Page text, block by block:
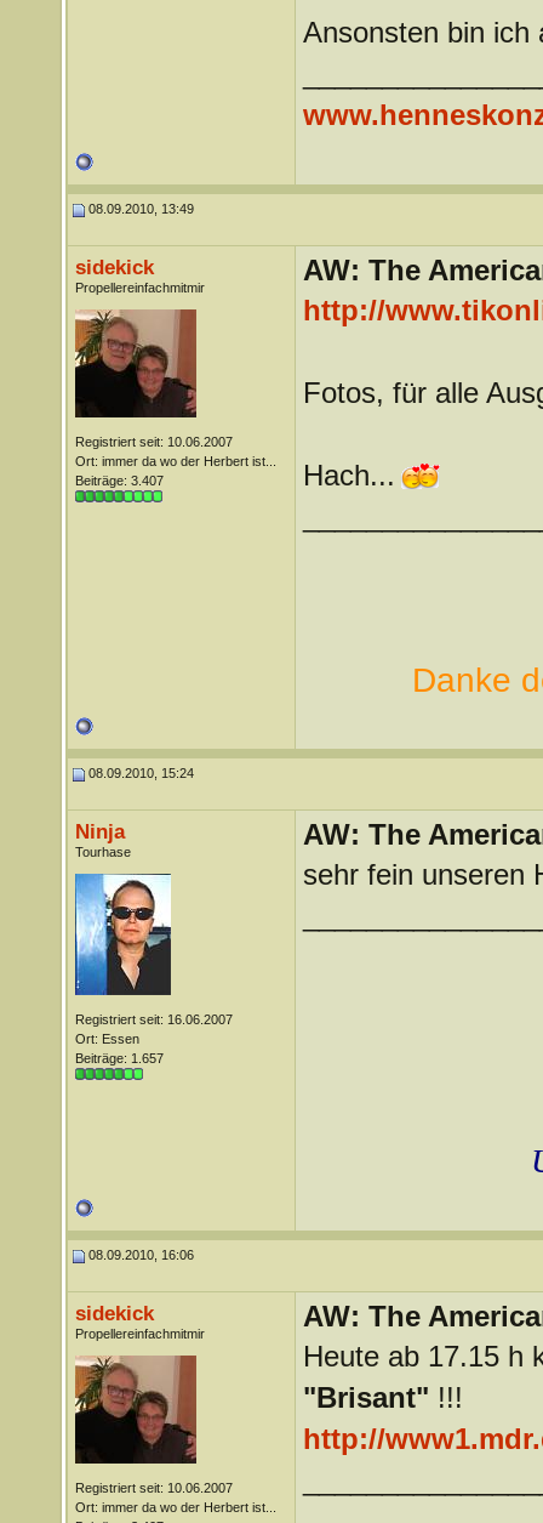
Ansonsten bin
08.09.2010, 13:49
sidekick
Propellereinfachmitmir
Registriert seit: 10.06.2007
Ort: immer da wo der Herbert ist...
Beiträge: 3.407
AW: The
http://
Fotos, für alle
Hach...
Danke
08.09.2010, 15:24
Ninja
Tourhase
Registriert seit: 16.06.2007
Ort: Essen
Beiträge: 1.657
AW: The
sehr fein unseren
08.09.2010, 16:06
sidekick
Propellereinfachmitmir
Registriert seit: 10.06.2007
Ort: immer da wo der Herbert ist...
AW: The
Heute ab 17.15 h
"Brisant" !!!
http://